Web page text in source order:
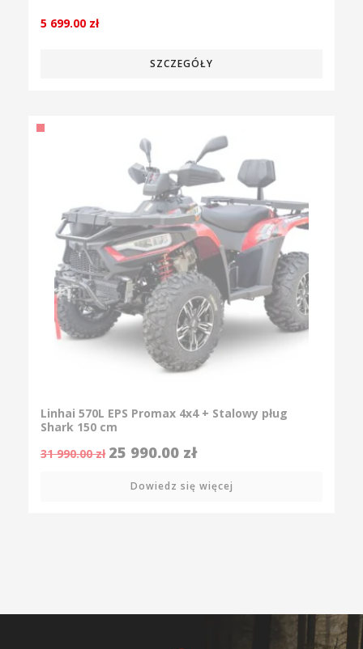
5 699.00 zł
SZCZEGÓŁY
Linhai 570L EPS Promax 4x4 + Stalowy pług
Shark 150 cm
31 990.00zł 25 990.00 zł
Dowiedz się więcej